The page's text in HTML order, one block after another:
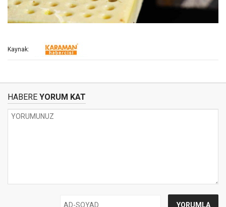
Kaynak:
HABERE YORUM KAT